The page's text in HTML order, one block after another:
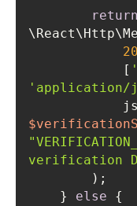
return
            [
'application/
verification
    }
else